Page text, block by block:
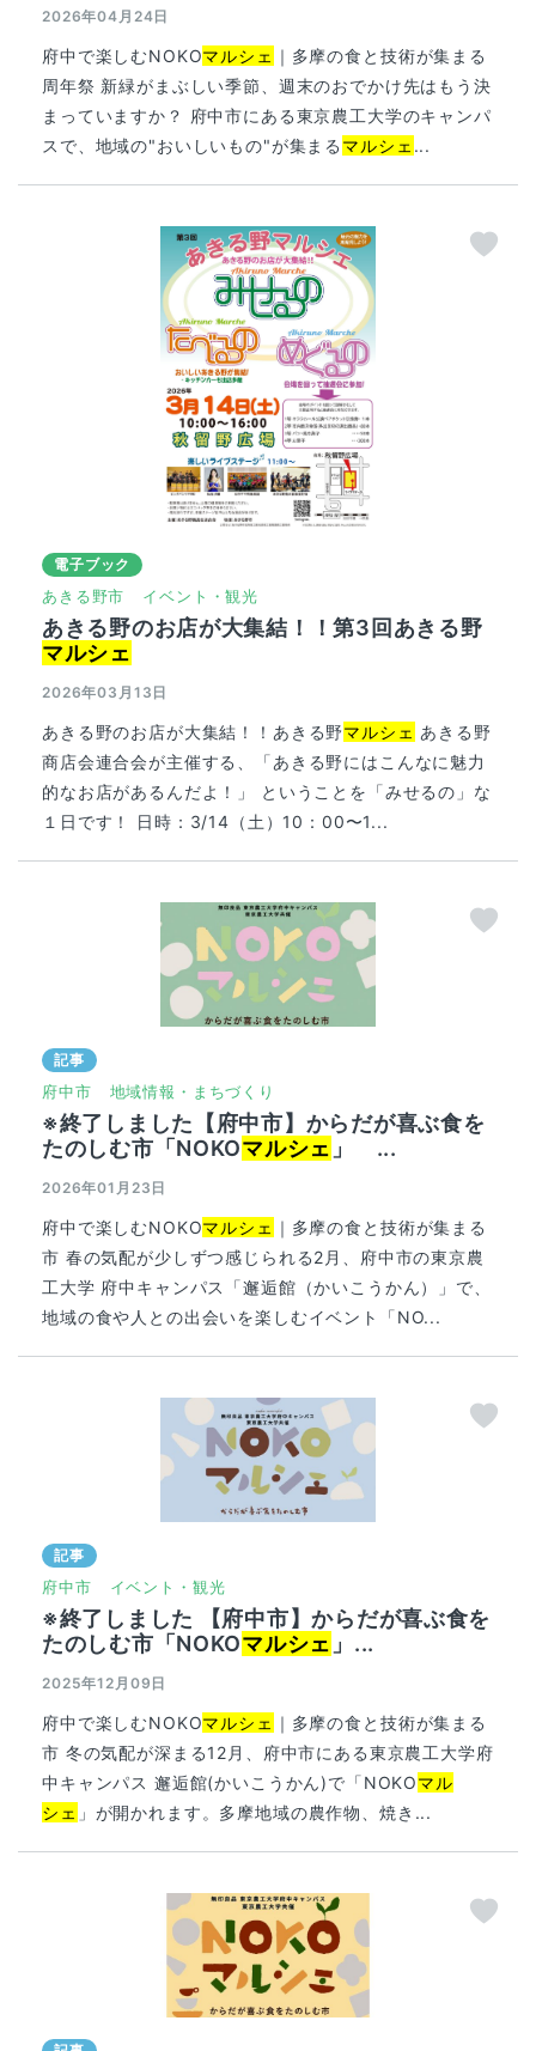
2026年04月24日
府中で楽しむNOKOマルシェ ｜多摩の食と技術が集まる
周年祭 新緑がまぶしい季節、週末のおでかけ先はもう決
まっていますか？ 府中市にある東京農工大学のキャンパ
スで、地域の"おいしいもの"が集まる マルシェ ...
電子ブック
あきる野市 イベント・観光
あきる野のお店が大集結！！第3回あきる野
マルシェ
2026年03月13日
あきる野のお店が大集結！！あきる野マルシェ あきる野
商店会連合会が主催する、「あきる野にはこんなに魅力
的なお店があるんだよ！」 ということを「みせるの」な
１日です！ 日時：3/14（土）10：00〜1...
記事
府中市 地域情報・まちづくり
※終了しました【府中市】からだが喜ぶ食を
たのしむ市「NOKOマルシェ 」 ...
2026年01月23日
府中で楽しむNOKOマルシェ ｜多摩の食と技術が集まる
市 春の気配が少しずつ感じられる2月、府中市の東京農
工大学 府中キャンパス「邂逅館（かいこうかん）」で、
地域の食や人との出会いを楽しむイベント「NO...
記事
府中市 イベント・観光
※終了しました 【府中市】からだが喜ぶ食を
たのしむ市「NOKOマルシェ 」...
2025年12月09日
府中で楽しむNOKOマルシェ ｜多摩の食と技術が集まる
市 冬の気配が深まる12月、府中市にある東京農工大学府
中キャンパス 邂逅館(かいこうかん)で「NOKOマル
シェ 」が開かれます。多摩地域の農作物、焼き...